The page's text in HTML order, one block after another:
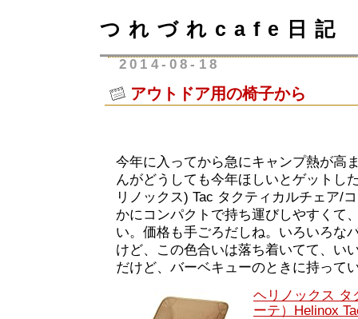
つれづれcafe日記
2014-08-18
アウトドア用の椅子から
今年に入ってから急にキャンプ熱が高
んがどうしても今年ほしいとゲットし
リノックス) Tac タクティカルチェア/
かにコンパクトで持ち運びしやすくて
い。価格も手ごろだしね。いろいろな
けど、この色合いは落ち着いてて、い
だけど、バーベキューのときに持って
ヘリノックス タ
ーテ）Helinox